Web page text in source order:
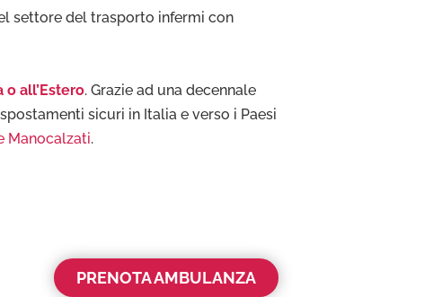
settore del trasporto infermi con
all’Estero. Grazie ad una decennale
sicuri in Italia e verso i Paesi
Manocalzati.
PRENOTA AMBULANZA